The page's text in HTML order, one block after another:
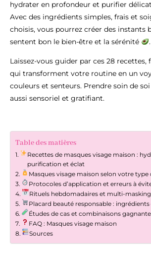
hydrater en profondeur et purifier
Avec des ingrédients simples, frais et
choisis, vous pourrez créer des instants
sentent bon le bien-être et la sérénité
.
Laissez-vous guider par ces 28 recettes,
qui transforment votre routine en un
couleurs et senteurs. Prendre soin de soi
aussi sensoriel et gratifiant.
Table des matières
Recettes de masques visage maison :
purification et éclat
Masques visage maison selon votre type
Protocoles d’application et erreurs à
Rituels hebdomadaires et multi-masking
Placard beauté responsable :
Études de cas et combinaisons
FAQ : Masques visage maison
Sources